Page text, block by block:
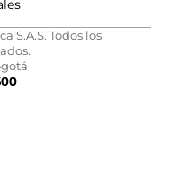
S.A.S. Todos los